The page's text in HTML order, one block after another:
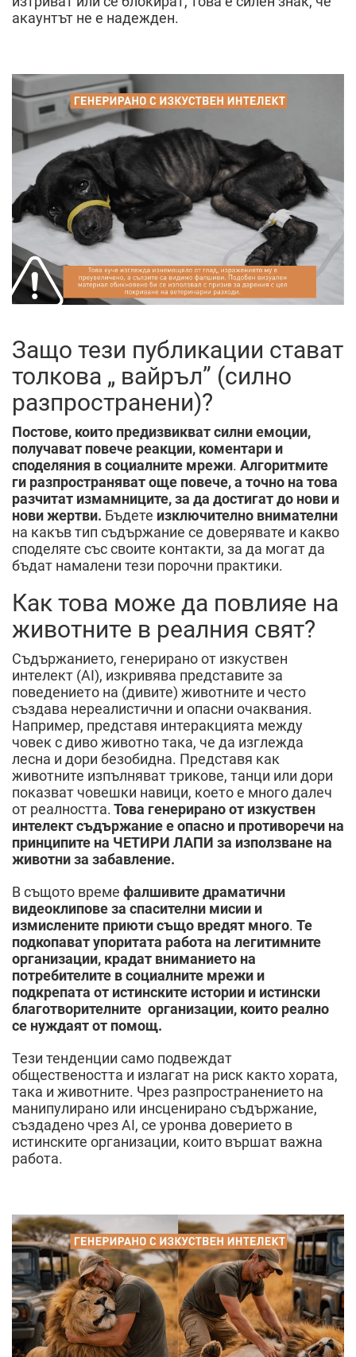
акаунтът не е надежден.
Защо тези публикации стават
толкова „ вайръл” (силно
разпространени)?
Постове, които предизвикват силни емоции,
получават повече реакции, коментари и
споделяния в социалните мрежи. Алгоритмите
ги разпространяват още повече, а точно на това
разчитат измамниците, за да достигат до нови и
нови жертви. Бъдете изключително внимателни
на какъв тип съдържание се доверявате и какво
споделяте със своите контакти, за да могат да
бъдат намалени тези порочни практики.
Как това може да повлияе на
животните в реалния свят?
Съдържанието, генерирано от изкуствен
интелект (AI), изкривява представите за
поведението на (дивите) животните и често
създава нереалистични и опасни очаквания.
Например, представя интеракцията между
човек с диво животно така, че да изглежда
лесна и дори безобидна. Представя как
животните изпълняват трикове, танци или дори
показват човешки навици, което е много далеч
от реалността.Това генерирано от изкуствен
интелект съдържание е опасно и противоречи на
принципите на ЧЕТИРИ ЛАПИ за използване на
животни за забавление.
В същото време фалшивите драматични
видеоклипове за спасителни мисии и
измислените приюти също вредят много. Те
подкопават упоритата работа на легитимните
организации, крадат вниманието на
потребителите в социалните мрежи и
подкрепата от истинските истории и истински
благотворителните организации, които реално
се нуждаят от помощ.
Тези тенденции само подвеждат
обществеността и излагат на риск както хората,
така и животните. Чрез разпространението на
манипулирано или инсценирано съдържание,
създадено чрез AI, се уронва доверието в
истинските организации, които вършат важна
работа.